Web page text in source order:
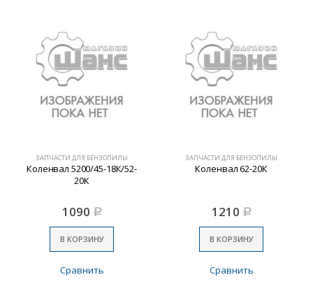
ЗАПЧАСТИ ДЛЯ БЕНЗОПИЛЫ
Коленвал 5200/45-18К/52-
20К
1090 Р
В КОРЗИНУ
Сравнить
ЗАПЧАСТИ ДЛЯ БЕНЗОПИЛЫ
Коленвал 62-20К
1210 Р
В КОРЗИНУ
Сравнить